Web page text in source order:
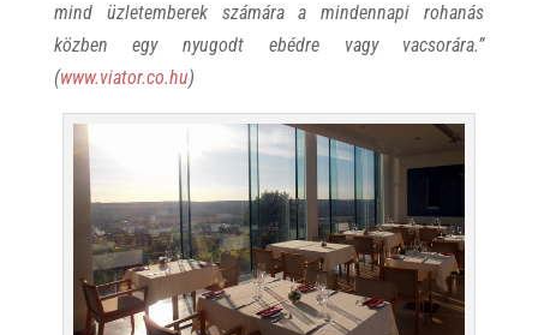
mind üzletemberek számára a mindennapi rohanás
közben egy nyugodt ebédre vagy vacsorára.”
(www.viator.co.hu)